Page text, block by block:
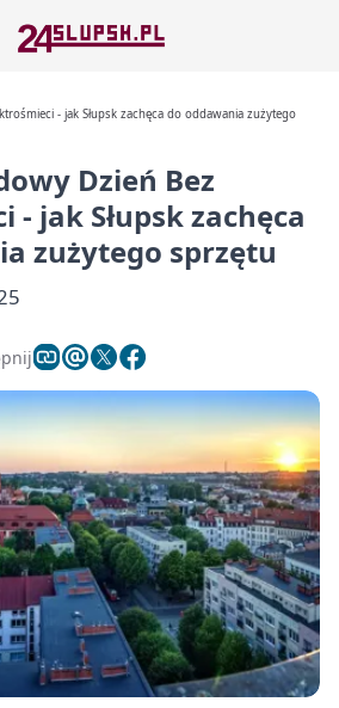
- jak Słupsk zachęca do oddawania zużytego
Dzień Bez
- jak Słupsk zachęca
zużytego sprzętu